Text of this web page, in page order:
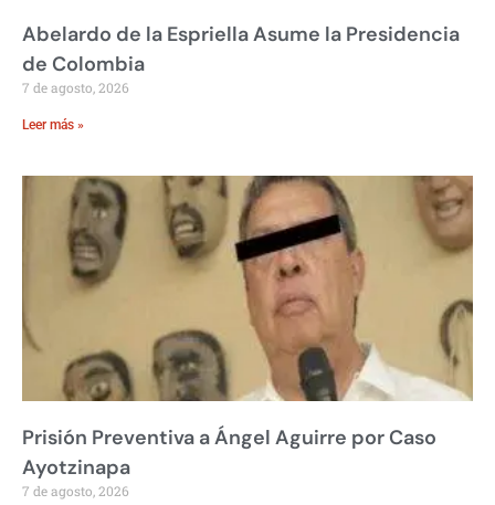
Abelardo de la Espriella Asume la Presidencia
de Colombia
7 de agosto, 2026
Leer más »
Prisión Preventiva a Ángel Aguirre por Caso
Ayotzinapa
7 de agosto, 2026